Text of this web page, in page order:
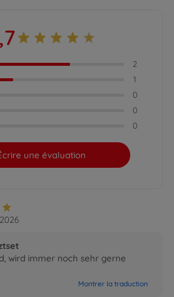
wird immer noch sehr gerne
Montrer la traduction
2
1
0
0
0
une évaluation